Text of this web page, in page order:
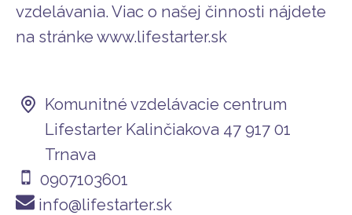
vzdelávania. Viac o našej činnosti nájdete
na stránke www.lifestarter.sk
Komunitné vzdelávacie centrum
Lifestarter Kalinčiakova 47 917 01
Trnava
0907103601
info@lifestarter.sk